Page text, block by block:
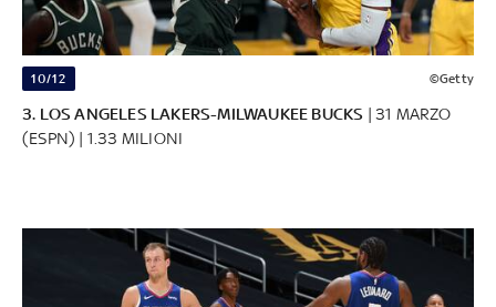
10/12 ©Getty
3. LOS ANGELES LAKERS-MILWAUKEE BUCKS | 31 MARZO
(ESPN) | 1.33 MILIONI